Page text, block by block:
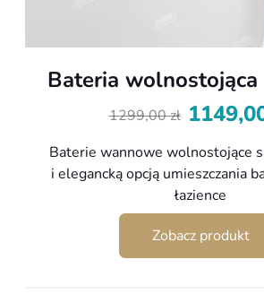
Bateria
1299,00zł
cena
wynosiła:
1299,00 zł.
Aktualna
cena
wynosi:
1149,00 zł.
Baterie wannowe wolnostojące
i elegancką opcją umieszczania
łazience
Zobacz produkt